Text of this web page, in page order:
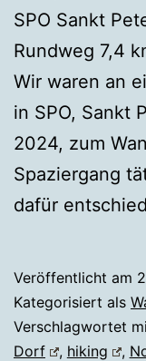
SPO Sankt
Rundweg 7,4
Wir waren an
in SPO, Sankt
2024, zum
Spaziergang
dafür
Veröffentlicht am
Kategorisiert als
Verschlagwortet
Dorf
, hiking ,